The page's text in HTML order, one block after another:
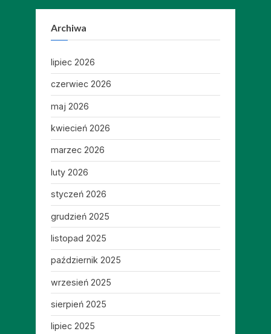
Archiwa
lipiec 2026
czerwiec 2026
maj 2026
kwiecień 2026
marzec 2026
luty 2026
styczeń 2026
grudzień 2025
listopad 2025
październik 2025
wrzesień 2025
sierpień 2025
lipiec 2025